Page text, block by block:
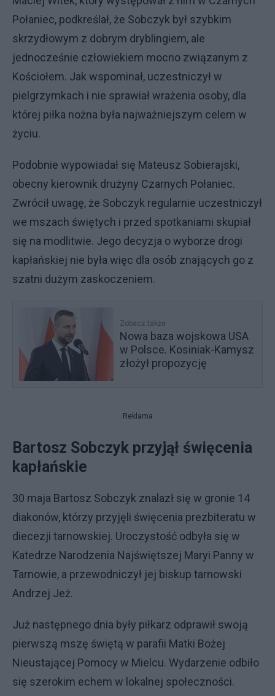
Połaniec, podkreślał, że Sobczyk był szybkim
skrzydłowym z dobrym dryblingiem, ale
jednocześnie człowiekiem mocno związanym z
Kościołem. Jak wspominał, uczestniczył w
pielgrzymkach i nie sprawiał wrażenia osoby, dla
której piłka nożna była najważniejszym celem w
życiu.
Podobnie wypowiadał się Mateusz Sobierajski,
obecny kierownik drużyny Czarnych Połaniec.
Zwrócił uwagę, że Sobczyk regularnie uczestniczył
we mszach świętych i przed spotkaniami skupiał
się na modlitwie. Jego decyzja o wyborze drogi
kapłańskiej nie była więc dla osób znających go z
szatni dużym zaskoczeniem.
Zobacz także
Nowa baza wojskowa USA
w Polsce. Kosiniak-Kamysz
złożył propozycję
Reklama
Bartosz Sobczyk przyjął święcenia
kapłańskie
30 maja Bartosz Sobczyk znalazł się w gronie 14
diakonów, którzy przyjęli święcenia prezbiteratu w
diecezji tarnowskiej. Uroczystość odbyła się w
Katedrze Narodzenia Najświętszej Maryi Panny w
Tarnowie, a przewodniczył jej biskup tarnowski
Andrzej Jeż.
Już następnego dnia były piłkarz odprawił swoją
pierwszą mszę świętą w parafii Matki Bożej
Nieustającej Pomocy w Mielcu. Wydarzenie odbiło
się szerokim echem w lokalnej społeczności.